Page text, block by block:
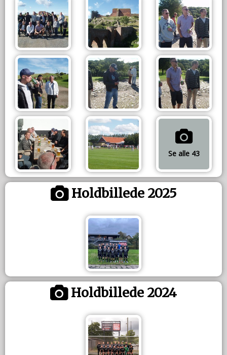
Se alle 43
Holdbillede 2025
Holdbillede 2024